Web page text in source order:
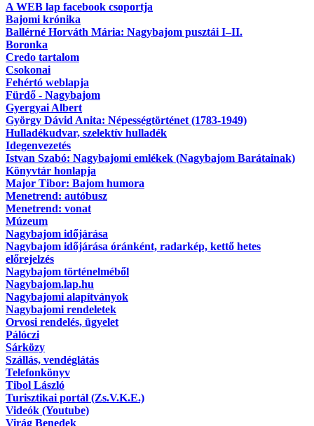
A WEB lap facebook csoportja
Bajomi krónika
Ballérné Horváth Mária: Nagybajom pusztái I–II.
Boronka
Credo tartalom
Csokonai
Fehértó weblapja
Fürdő - Nagybajom
Gyergyai Albert
György Dávid Anita: Népességtörténet (1783-1949)
Hulladékudvar, szelektív hulladék
Idegenvezetés
Istvan Szabó: Nagybajomi emlékek (Nagybajom Barátainak)
Könyvtár honlapja
Major Tibor: Bajom humora
Menetrend: autóbusz
Menetrend: vonat
Múzeum
Nagybajom időjárása
Nagybajom időjárása óránként, radarkép, kettő hetes
előrejelzés
Nagybajom történelméből
Nagybajom.lap.hu
Nagybajomi alapítványok
Nagybajomi rendeletek
Orvosi rendelés, ügyelet
Pálóczi
Sárközy
Szállás, vendéglátás
Telefonkönyv
Tibol László
Turisztikai portál (Zs.V.K.E.)
Videók (Youtube)
Virág Benedek